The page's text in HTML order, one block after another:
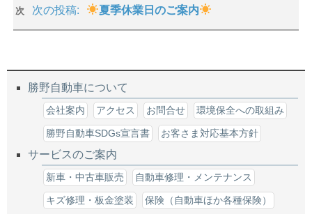
次 次の投稿: 夏季休業日のご案内
勝野自動車について
会社案内 アクセス お問合せ 環境保全への取組み
勝野自動車SDGs宣言書 お客さま対応基本方針
サービスのご案内
新車・中古車販売 自動車修理・メンテナンス
キズ修理・板金塗装 保険（自動車ほか各種保険）